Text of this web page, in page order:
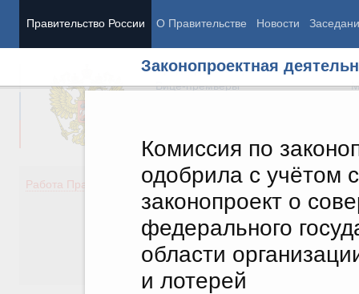
Правительство России О Правительстве Новости
Законопроектная
Комиссия по
одобрила с учётом
законопроект о
федерального
области
и лотерей
Председатель Правительства
Вице-премьеры
Работа Правительства
Демография
Здоровье
Образование
Культура
Общество
Государство